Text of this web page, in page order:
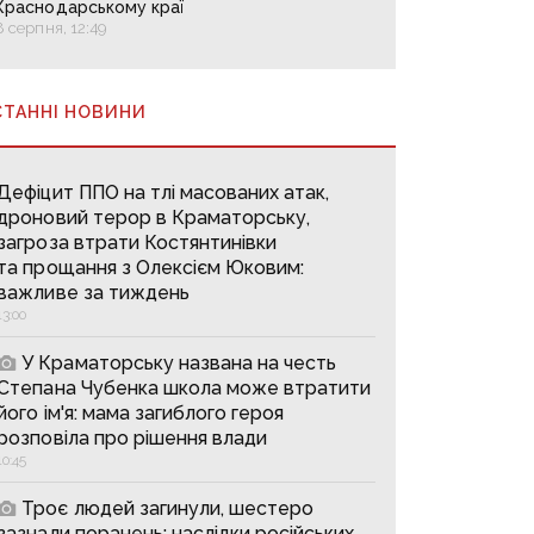
краї
серпня, 12:49
НОВИНИ
ППО на тлі масованих атак,
терор в Краматорську,
втрати Костянтинівки
прощання з Олексієм Юковим:
за тиждень
У Краматорську названа на честь
Чубенка школа може втратити
ім'я: мама загиблого героя
про рішення влади
Троє людей загинули, шестеро